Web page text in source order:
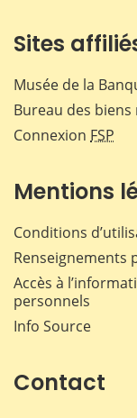
Sites
Musée de la
Bureau des
Connexion FSP
Mentions
Conditions
Renseignements
Accès à
personnels
Info Source
Contact